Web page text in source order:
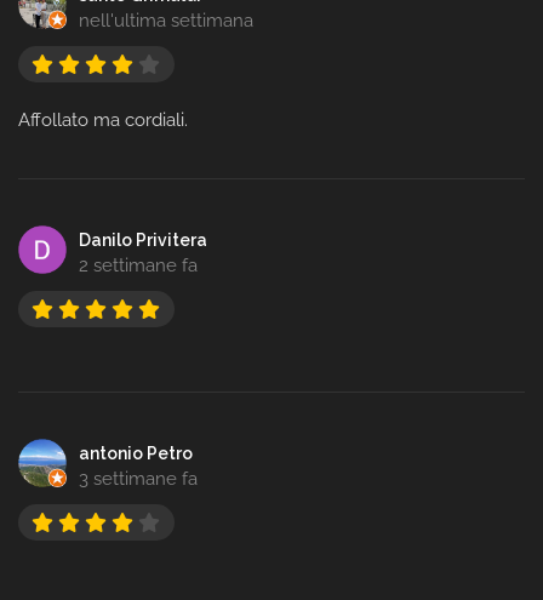
nell'ultima settimana
Affollato ma cordiali.
Danilo Privitera
2 settimane fa
antonio Petro
3 settimane fa